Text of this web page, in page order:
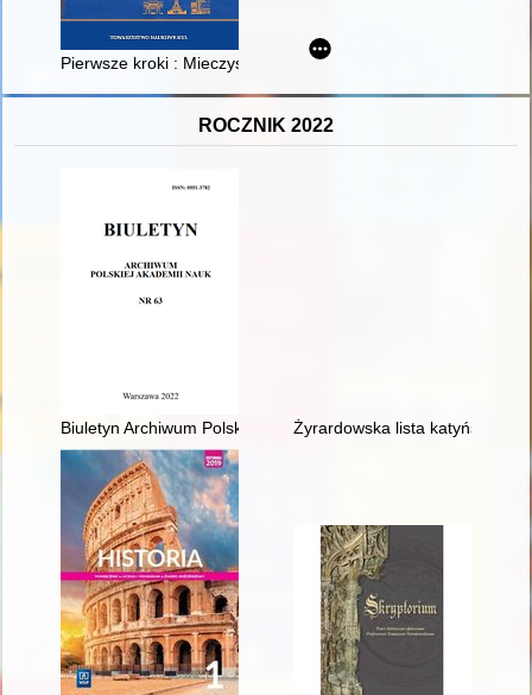
Pierwsze kroki : Mieczysław Goldberg, Adolf Basler i polska
ROCZNIK 2022
Biuletyn Archiwum Polskiej Akademii Nauk. Nr 63 (2022)
Żyrardowska lista katyńska :